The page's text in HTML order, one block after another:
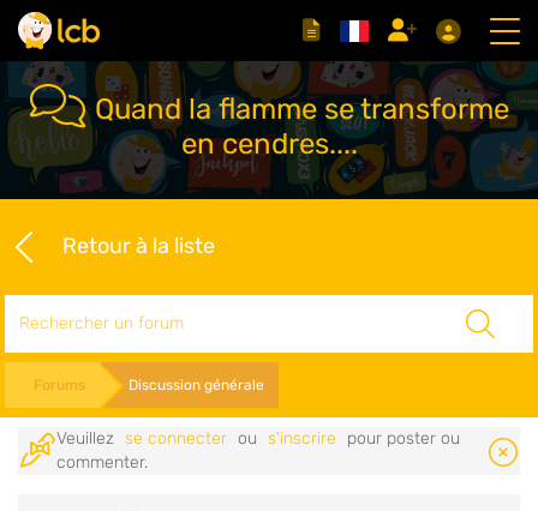
Quand la flamme se transforme
en cendres....
Retour à la liste
Forums Discussion générale
Veuillez se connecter ou s'inscrire
pour poster ou
commenter.